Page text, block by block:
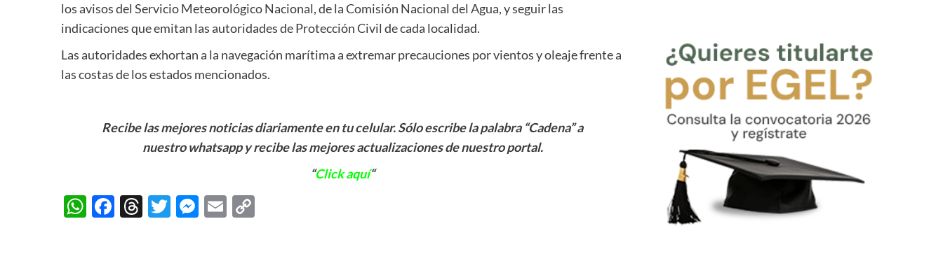
los avisos del Servicio Meteorológico Nacional, de la Comisión Nacional del Agua, y seguir las
indicaciones que emitan las autoridades de Protección Civil de cada localidad.
Las autoridades exhortan a la navegación marítima a extremar precauciones por vientos y oleaje frente a
las costas de los estados mencionados.
Recibe las mejores noticias diariamente en tu celular. Sólo escribe la palabra “Cadena” a
nuestro whatsapp y recibe las mejores actualizaciones de nuestro portal.
“Click aquí“
WhatsApp
Facebook
Threads
Twitter
Messenger
Email